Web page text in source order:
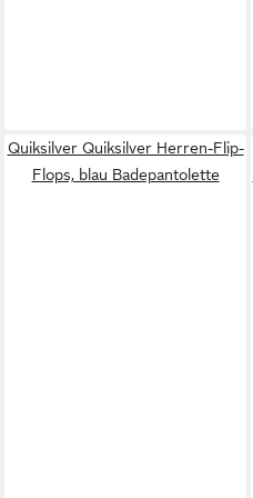
Quiksilver Quiksilver Herren-Flip-
Flops, blau Badepantolette